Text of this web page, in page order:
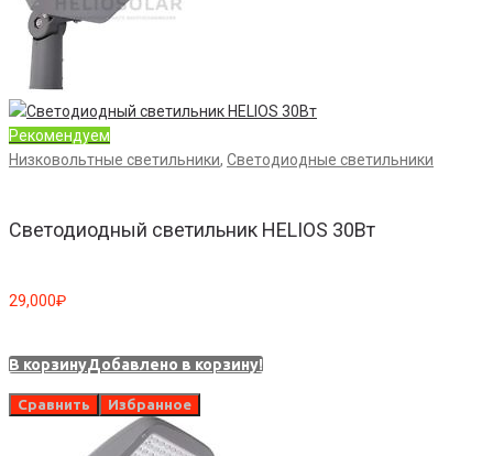
Рекомендуем
Низковольтные светильники, Светодиодные светильники
Светодиодный светильник HELIOS 30Вт
29,000₽
В корзинуДобавлено в корзину!
Сравнить Избранное